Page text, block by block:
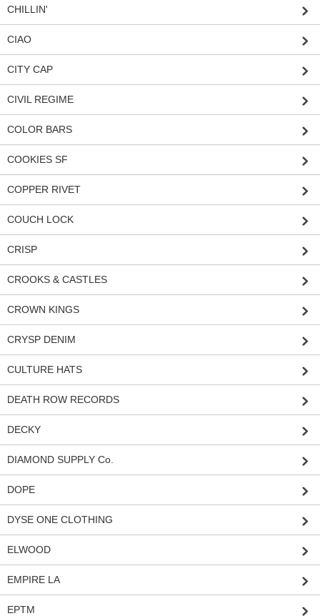
CHILLIN'
CIAO
CITY CAP
CIVIL REGIME
COLOR BARS
COOKIES SF
COPPER RIVET
COUCH LOCK
CRISP
CROOKS & CASTLES
CROWN KINGS
CRYSP DENIM
CULTURE HATS
DEATH ROW RECORDS
DECKY
DIAMOND SUPPLY Co.
DOPE
DYSE ONE CLOTHING
ELWOOD
EMPIRE LA
EPTM